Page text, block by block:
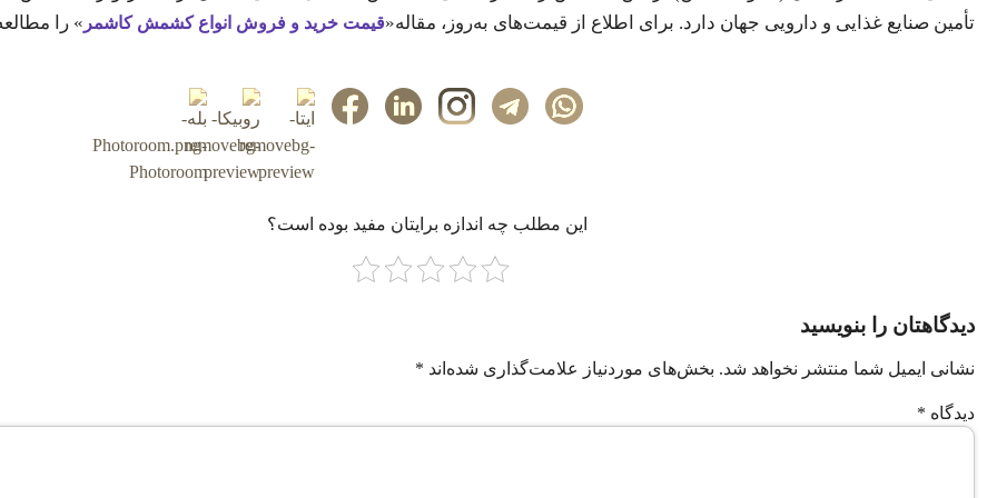
تأمین صنایع غذایی و دارویی جهان دارد. برای اطلاع از قیمت‌های به‌روز، مقاله«قیمت خرید و فروش انواع کشمش کاشمر » را
این مطلب چه‌ اندازه برایتان مفید بوده است؟
دیدگاهتان را بنویسید
نشانی ایمیل شما منتشر نخواهد شد. بخش‌های موردنیاز علامت‌گذاری شده‌اند *
دیدگاه *